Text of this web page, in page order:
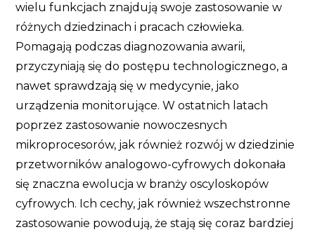
wielu funkcjach znajdują swoje zastosowanie w
różnych dziedzinach i pracach człowieka.
Pomagają podczas diagnozowania awarii,
przyczyniają się do postępu technologicznego, a
nawet sprawdzają się w medycynie, jako
urządzenia monitorujące. W ostatnich latach
poprzez zastosowanie nowoczesnych
mikroprocesorów, jak również rozwój w dziedzinie
przetworników analogowo-cyfrowych dokonała
się znaczna ewolucja w branży oscyloskopów
cyfrowych. Ich cechy, jak również wszechstronne
zastosowanie powodują, że stają się coraz bardziej